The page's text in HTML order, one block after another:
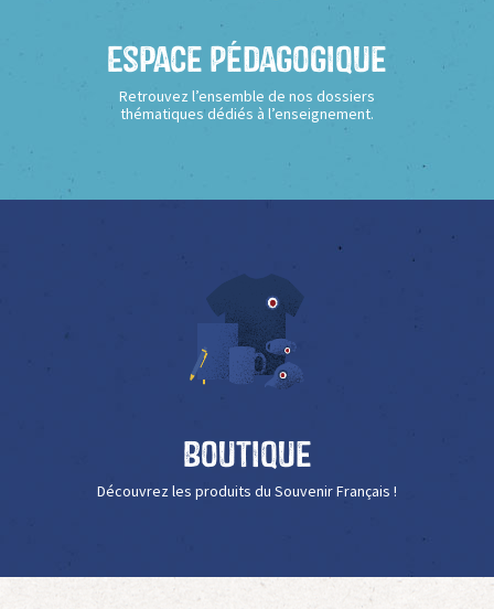
Espace Pédagogique
Retrouvez l’ensemble de nos dossiers
thématiques dédiés à l’enseignement.
Boutique
Découvrez les produits du Souvenir Français !